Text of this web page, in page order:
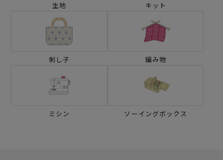
生地 キット
刺し子 編み物
ミシン ソーイングボックス